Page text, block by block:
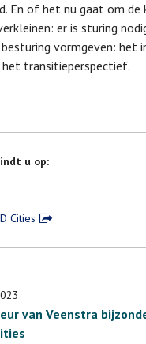
En of het nu gaat om de
er is sturing
vormgeven: het
transitieperspectief.
u op:
Cities
van Veenstra